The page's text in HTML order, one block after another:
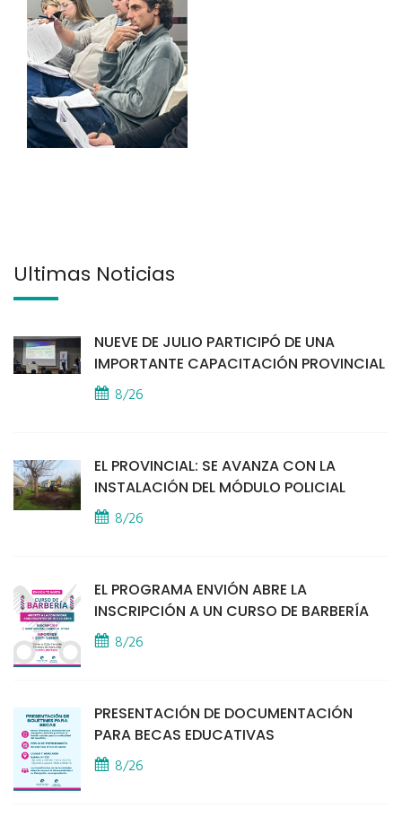
Últimas Noticias
NUEVE DE JULIO PARTICIPÓ DE UNA
IMPORTANTE CAPACITACIÓN PROVINCIAL
8/26
EL PROVINCIAL: SE AVANZA CON LA
INSTALACIÓN DEL MÓDULO POLICIAL
8/26
EL PROGRAMA ENVIÓN ABRE LA
INSCRIPCIÓN A UN CURSO DE BARBERÍA
8/26
PRESENTACIÓN DE DOCUMENTACIÓN
PARA BECAS EDUCATIVAS
8/26